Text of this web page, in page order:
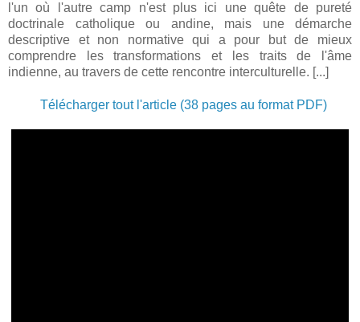
l'un où l'autre camp n'est plus ici une quête de pureté
doctrinale catholique ou andine, mais une démarche
descriptive et non normative qui a pour but de mieux
comprendre les transformations et les traits de l'âme
indienne, au travers de cette rencontre interculturelle. [...]
Télécharger tout l'article (38 pages au format PDF)